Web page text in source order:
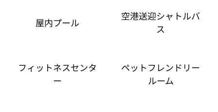
屋内プール
空港送迎シャトルバ
ス
フィットネスセンタ
ー
ペットフレンドリー
ルーム